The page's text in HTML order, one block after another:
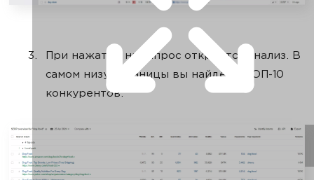
При нажатии на запрос откроется анализ. В
самом низу страницы вы найдете ТОП-10
конкурентов.